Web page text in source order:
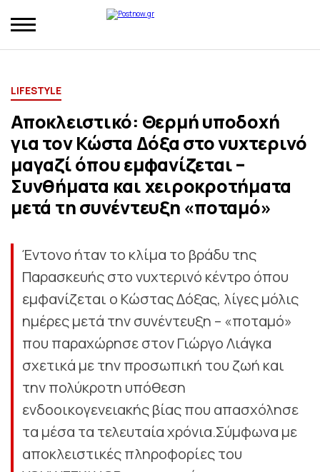
LIFESTYLE
Αποκλειστικό: Θερμή υποδοχή
για τον Κώστα Δόξα στο νυχτερινό
μαγαζί όπου εμφανίζεται –
Συνθήματα και χειροκροτήματα
μετά τη συνέντευξη «ποταμό»
Έντονο ήταν το κλίμα το βράδυ της
Παρασκευής στο νυχτερινό κέντρο όπου
εμφανίζεται ο Κώστας Δόξας, λίγες μόλις
ημέρες μετά την συνέντευξη – «ποταμό»
που παραχώρησε στον Γιώργο Λιάγκα
σχετικά με την προσωπική του ζωή και
την πολύκροτη υπόθεση
ενδοοικογενειακής βίας που απασχόλησε
τα μέσα τα τελευταία χρόνια.Σύμφωνα με
αποκλειστικές πληροφορίες του